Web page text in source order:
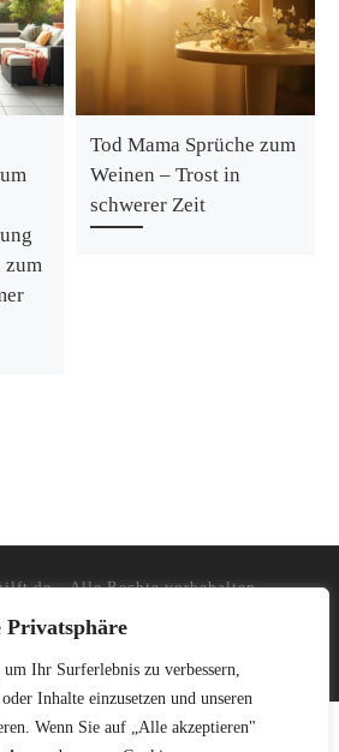
Ihr Surferlebnis zu verbessern,
Inhalte einzusetzen und unseren
Wenn Sie auf „Alle akzeptieren"
zum
Tod Mama Sprüche zum
Weinen – Trost in
schwerer Zeit
– Alle Rechte vorbehalten